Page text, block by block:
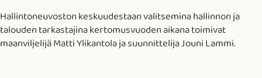
Hallintoneuvoston keskuudestaan valitsemina hallinnon ja
talouden tarkastajina kertomusvuoden aikana toimivat
maanviljelijä Matti Ylikantola ja suunnittelija Jouni Lammi.